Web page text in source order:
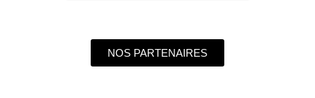
NOS PARTENAIRES